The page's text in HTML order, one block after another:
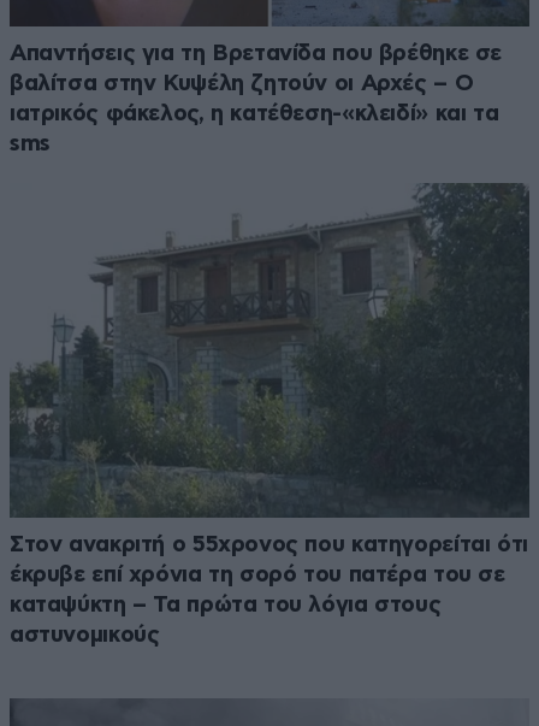
Απαντήσεις για τη Βρετανίδα που βρέθηκε σε
βαλίτσα στην Κυψέλη ζητούν οι Αρχές – Ο
ιατρικός φάκελος, η κατέθεση-«κλειδί» και τα
sms
Στον ανακριτή ο 55χρονος που κατηγορείται ότι
έκρυβε επί χρόνια τη σορό του πατέρα του σε
καταψύκτη – Τα πρώτα του λόγια στους
αστυνομικούς